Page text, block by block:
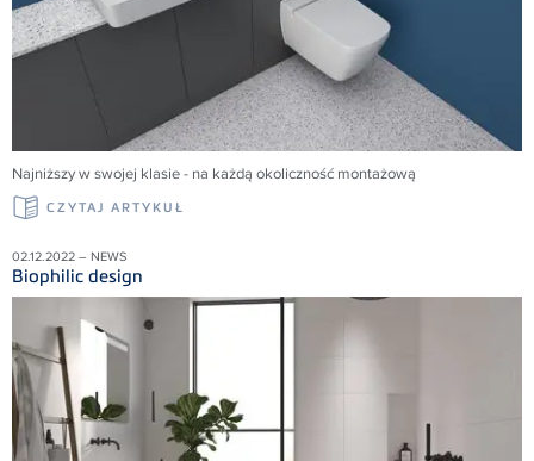
Najniższy w swojej klasie - na każdą okoliczność montażową
CZYTAJ ARTYKUŁ
02.12.2022 – NEWS
Biophilic design